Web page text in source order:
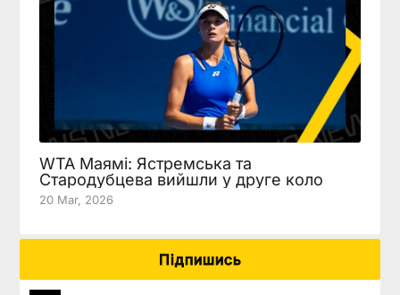
WTA Маямі: Ястремська та
Стародубцева вийшли у друге коло
20 Mar, 2026
Підпишись